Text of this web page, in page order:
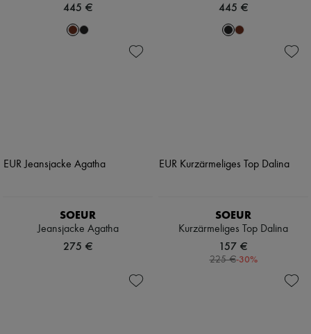
445 € 445 €
SOEUR
Jeansjacke Agatha
275 €
SOEUR
Kurzärmeliges Top Dalina
157 €
225 €-30%